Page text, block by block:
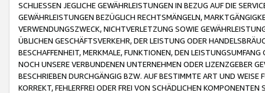
SCHLIESSEN JEGLICHE GEWÄHRLEISTUNGEN IN BEZUG AUF DIE
GEWÄHRLEISTUNGEN BEZÜGLICH RECHTSMÄNGELN,
VERWENDUNGSZWECK, NICHTVERLETZUNG SOWIE
ÜBLICHEN GESCHÄFTSVERKEHR, DER LEISTUNG ODER
BESCHAFFENHEIT, MERKMALE, FUNKTIONEN, DEN
NOCH UNSERE VERBUNDENEN UNTERNEHMEN ODER LIZENZGEBER
BESCHRIEBEN DURCHGÄNGIG BZW. AUF BESTIMMTE ART UND
KORREKT, FEHLERFREI ODER FREI VON SCHÄDLICHEN